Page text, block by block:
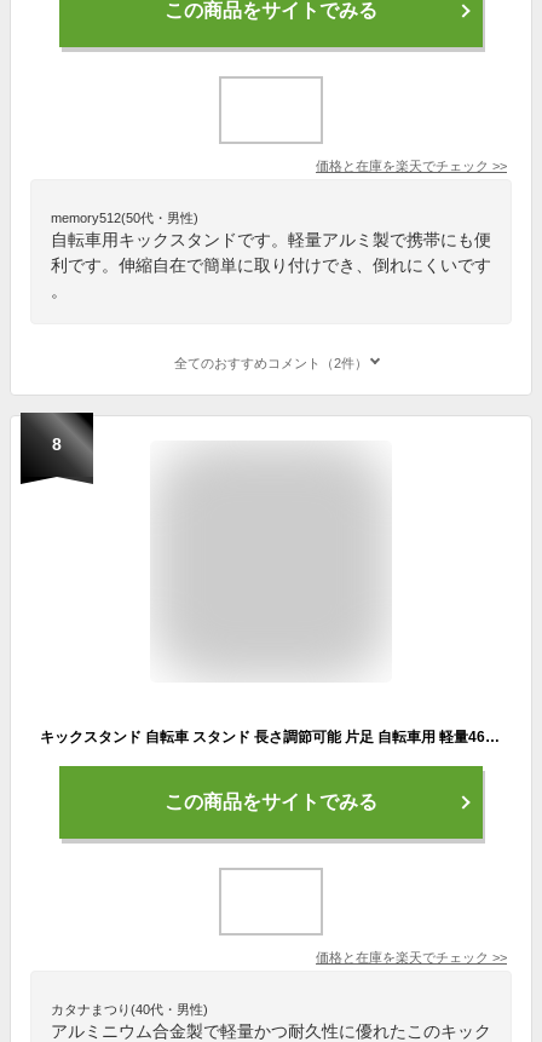
この商品をサイトでみる
価格と在庫を楽天でチェック >>
memory512(50代・男性)
自転車用キックスタンドです。軽量アルミ製で携帯にも便
利です。伸縮自在で簡単に取り付けでき、倒れにくいです
。
全てのおすすめコメント（2件）
8
キックスタンド 自転車 スタンド 長さ調節可能 片足 自転車用 軽量46-50inch対応 片足スタンド アルミニウム合金製 汎用
この商品をサイトでみる
価格と在庫を楽天でチェック >>
カタナまつり(40代・男性)
アルミニウム合金製で軽量かつ耐久性に優れたこのキック